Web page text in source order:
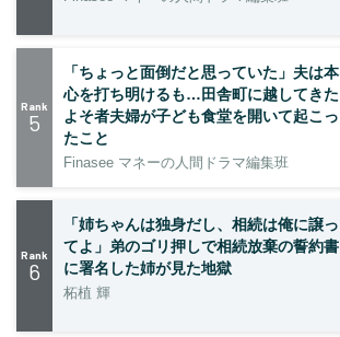
Rank
5
「ちょっと面倒だと思っていた」夫は本
心を打ち明けるも…田舎町に越してきた
よそ者夫婦が子ども食堂を開いて起こっ
たこと
Finasee マネーの人間ドラマ編集班
Rank
6
「姉ちゃんは独身だし、相続は俺に譲っ
てよ」弟のゴリ押しで相続放棄の誓約書
に署名した姉が見た地獄
柘植 輝